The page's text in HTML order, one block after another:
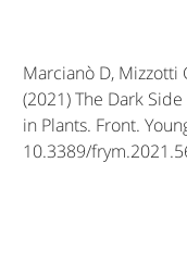
Marcianò D, Mizzotti
(2021) The Dark
in Plants. Front.
10.3389/